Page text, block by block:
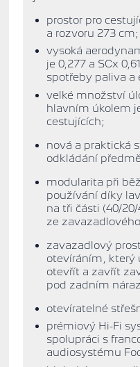
prostor pro
a rozvoru 273 cm;
vysoká
je 0,277 a SCx
spotřeby paliva a
velké množství
hlavním úkolem
cestujících;
nová a praktická
odkládání
modularita při
používání díky
na tři části (40/20/
ze
zavazadlový
otevíráním, který
otevřít a zavřít
pod zadním
otevíratelné
prémiový Hi-Fi
spolupráci s
audiosystému